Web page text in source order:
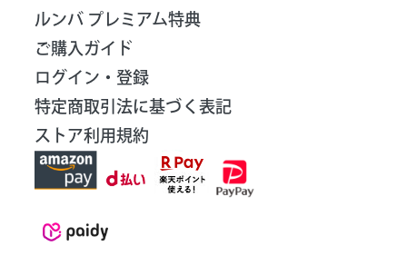
ルンバ プレミアム特典
ご購入ガイド
ログイン・登録
特定商取引法に基づく表記
ストア利用規約